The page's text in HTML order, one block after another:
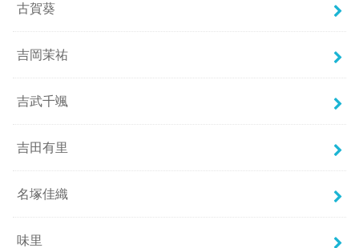
古賀葵
吉岡茉祐
吉武千颯
吉田有里
名塚佳織
味里